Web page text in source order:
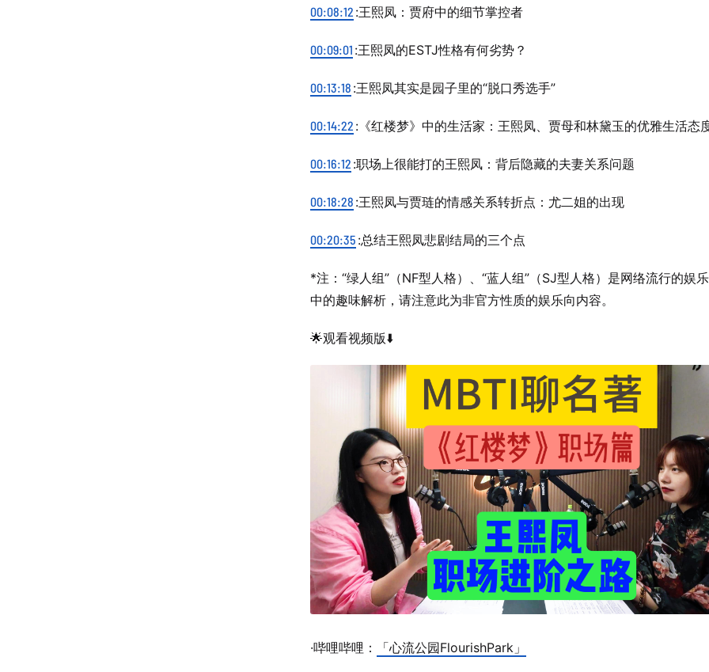
00:08:12 :王熙凤：贾府中的细节掌控者
00:09:01 :王熙凤的ESTJ性格有何劣势？
00:13:18 :王熙凤其实是园子里的“脱口秀选手”
00:14:22 :《红楼梦》中的生活家：王熙凤、贾母和林黛玉的优雅生活态
00:16:12 :职场上很能打的王熙凤：背后隐藏的夫妻关系问题
00:18:28 :王熙凤与贾琏的情感关系转折点：尤二姐的出现
00:20:35 :总结王熙凤悲剧结局的三个点
*注：“绿人组”（NF型人格）、“蓝人组”（SJ型人格）是网络流行的娱
中的趣味解析，请注意此为‌非官方性质‌的娱乐向内容。
🌟观看视频版⬇️
·哔哩哔哩： 「心流公园FlourishPark」